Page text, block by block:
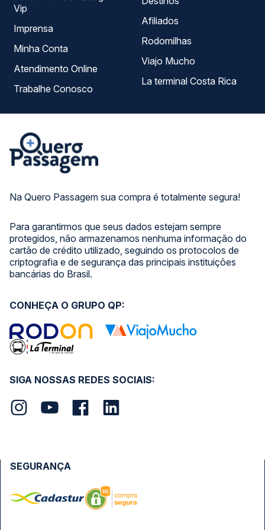
Na Quero Passagem sua compra é totalmente segura!
Para garantirmos que seus dados estejam sempre
protegidos, não armazenamos nenhuma informação do
cartão de crédito utilizado, seguindo os protocolos de
criptografia e de segurança das principais instituições
bancárias do Brasil.
Vip
Imprensa
Minha Conta
Atendimento Online
Trabalhe Conosco
Afiliados
Rodomilhas
Viajo Mucho
La terminal Costa Rica
SIGA NOSSAS REDES SOCIAIS:
CONHEÇA O GRUPO QP:
SEGURANÇA